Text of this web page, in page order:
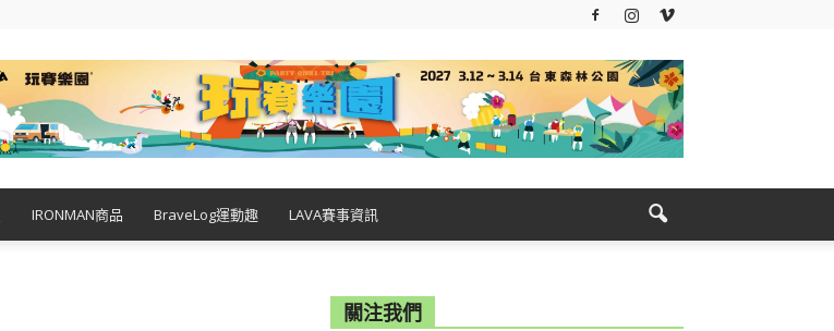
IRONMAN商品 BraveLog運動趣 LAVA賽事資訊
關注我們